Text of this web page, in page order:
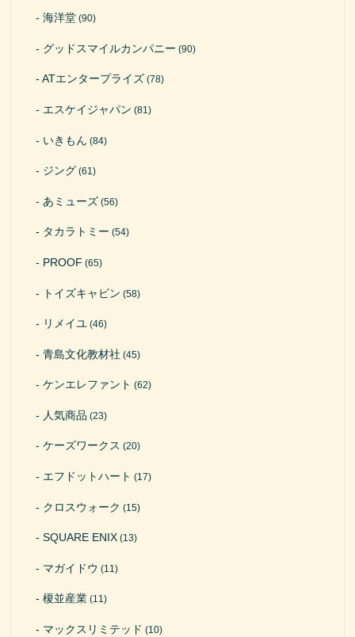
海洋堂 (90)
グッドスマイルカンパニー (90)
ATエンタープライズ (78)
エスケイジャパン (81)
いきもん (84)
ジング (61)
あミューズ (56)
タカラトミー (54)
PROOF (65)
トイズキャビン (58)
リメイユ (46)
青島文化教材社 (45)
ケンエレファント (62)
人気商品 (23)
ケーズワークス (20)
エフドットハート (17)
クロスウォーク (15)
SQUARE ENIX (13)
マガイドウ (11)
榎並産業 (11)
マックスリミテッド (10)